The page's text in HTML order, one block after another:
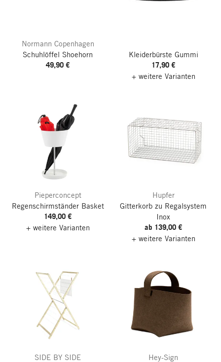
Normann Copenhagen
Schuhlöffel Shoehorn
49,90 €
Kleiderbürste Gummi
17,90 €
+ weitere Varianten
Pieperconcept
Regenschirmständer Basket
149,00 €
+ weitere Varianten
Hupfer
Gitterkorb zu Regalsystem
Inox
ab 139,00 €
+ weitere Varianten
SIDE BY SIDE
Hey-Sign